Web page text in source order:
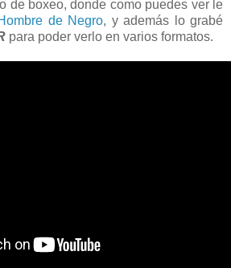
de boxeo, donde como puedes ver le
de Negro, y además lo grabé
para poder verlo en varios formatos.